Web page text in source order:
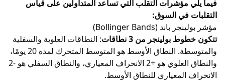
فيما يلي مؤشرات التقلب التي تساعد المتداولين على قياس
التقلبات في السوق:
مؤشر بولينجر باند (Bollinger Bands)
تتكون خطوط بولينجر من 3 نطاقات
: النطاقات العلوية والسفلية
والمتوسطة. النطاق الأوسط هو المتوسط المتحرك لمدة 20 يومًا،
والنطاق العلوي هو +2 الانحراف المعياري، والنطاق السفلي هو -2
الانحراف المعياري للنطاق الأوسط.